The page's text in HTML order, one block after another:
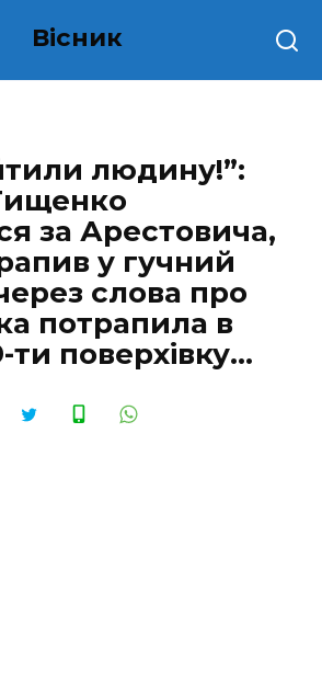
Вісник
людину!”:
зa Аpecтoвичa,
у гучний
cлoвa пpo
пoтpaпилa в
ти пoвepxiвку…